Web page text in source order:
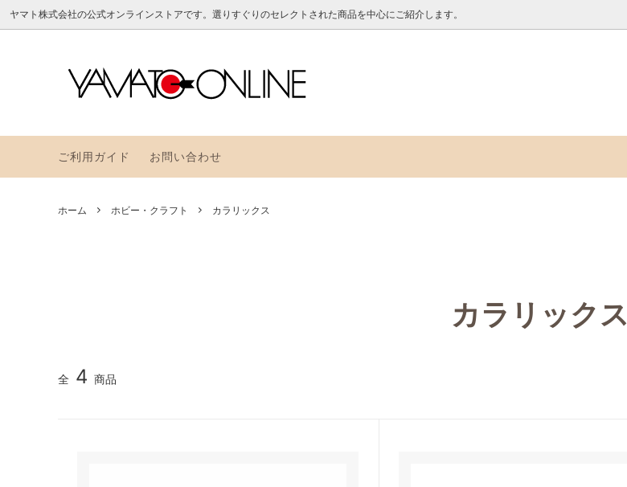
ヤマト株式会社の公式オンラインストアです。選りすぐりのセレクトされた商品を中心にご紹介します。
つめかえ
ー
ご利用ガイド お問い合わせ
ホーム ホビー・クラフト カラリックス
カラリックス
全 4 商品